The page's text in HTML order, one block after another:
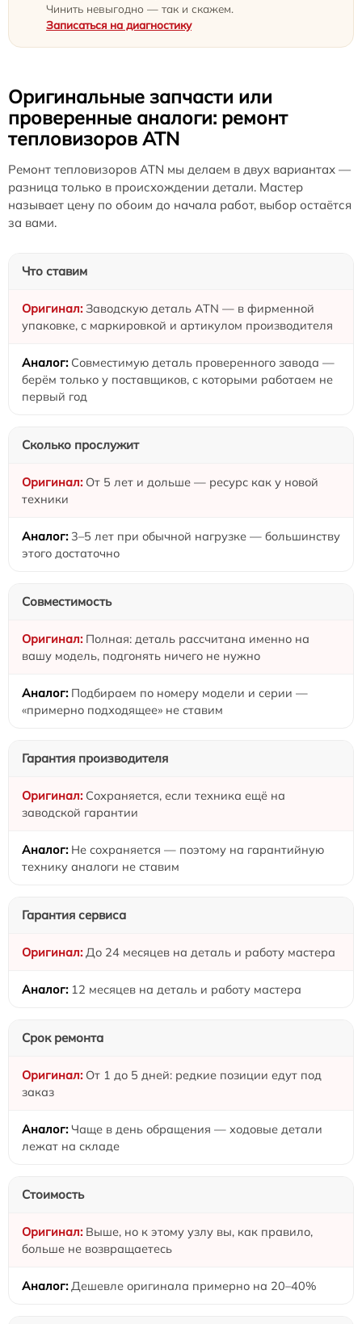
Чинить невыгодно — так и скажем.
Записаться на диагностику
Оригинальные запчасти или
проверенные аналоги: ремонт
тепловизоров ATN
Ремонт тепловизоров ATN мы делаем в двух вариантах —
разница только в происхождении детали. Мастер
называет цену по обоим до начала работ, выбор остаётся
за вами.
Что ставим
Заводскую деталь ATN — в фирменной
упаковке, с маркировкой и артикулом производителя
Совместимую деталь проверенного завода —
берём только у поставщиков, с которыми работаем не
первый год
Сколько прослужит
От 5 лет и дольше — ресурс как у новой
техники
3–5 лет при обычной нагрузке — большинству
этого достаточно
Совместимость
Полная: деталь рассчитана именно на
вашу модель, подгонять ничего не нужно
Подбираем по номеру модели и серии —
«примерно подходящее» не ставим
Гарантия производителя
Сохраняется, если техника ещё на
заводской гарантии
Не сохраняется — поэтому на гарантийную
технику аналоги не ставим
Гарантия сервиса
До 24 месяцев на деталь и работу мастера
12 месяцев на деталь и работу мастера
Срок ремонта
От 1 до 5 дней: редкие позиции едут под
заказ
Чаще в день обращения — ходовые детали
лежат на складе
Стоимость
Выше, но к этому узлу вы, как правило,
больше не возвращаетесь
Дешевле оригинала примерно на 20–40%